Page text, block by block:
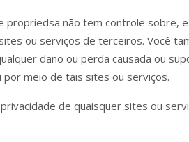
não tem controle sobre, e
ou serviços de terceiros. Você
dano ou perda causada ou
por meio de tais sites ou serviços.
de quaisquer sites ou